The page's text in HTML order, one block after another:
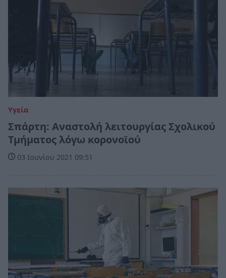
Υγεία
Σπάρτη: Αναστολή λειτουργίας Σχολικού
Τμήματος λόγω κορονοϊού
03 Ιουνίου 2021 09:51